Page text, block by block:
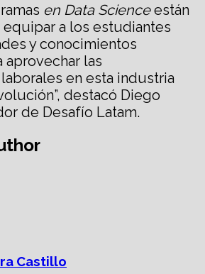
en Data Scienceestán
equipar a los estudiantes
y conocimientos
aprovechar las
en esta industria
destacó Diego
de Desafío Latam.
Castillo